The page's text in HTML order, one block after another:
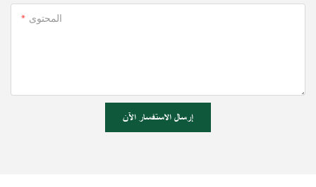
المحتوى
إرسال الاستفسار الآن